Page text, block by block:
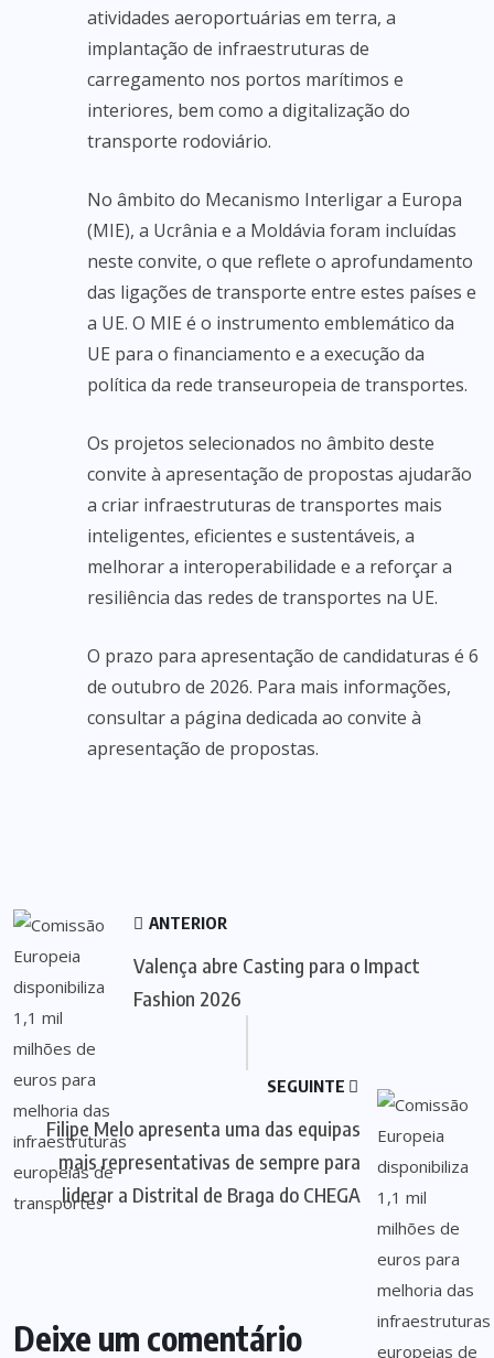
atividades aeroportuárias em terra, a
implantação de infraestruturas de
carregamento nos portos marítimos e
interiores, bem como a digitalização do
transporte rodoviário.
No âmbito do Mecanismo Interligar a Europa
(MIE), a Ucrânia e a Moldávia foram incluídas
neste convite, o que reflete o aprofundamento
das ligações de transporte entre estes países e
a UE. O MIE é o instrumento emblemático da
UE para o financiamento e a execução da
política da rede transeuropeia de transportes.
Os projetos selecionados no âmbito deste
convite à apresentação de propostas ajudarão
a criar infraestruturas de transportes mais
inteligentes, eficientes e sustentáveis, a
melhorar a interoperabilidade e a reforçar a
resiliência das redes de transportes na UE.
O prazo para apresentação de candidaturas é 6
de outubro de 2026. Para mais informações,
consultar a página dedicada ao convite à
apresentação de propostas.
ANTERIOR
Valença abre Casting para o Impact
Fashion 2026
SEGUINTE
Filipe Melo apresenta uma das equipas
mais representativas de sempre para
liderar a Distrital de Braga do CHEGA
Deixe um comentário